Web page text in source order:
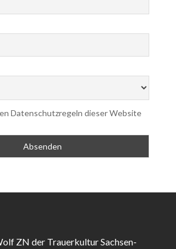
Datenschutzregeln dieser Website
ZN der Trauerkultur Sachsen-